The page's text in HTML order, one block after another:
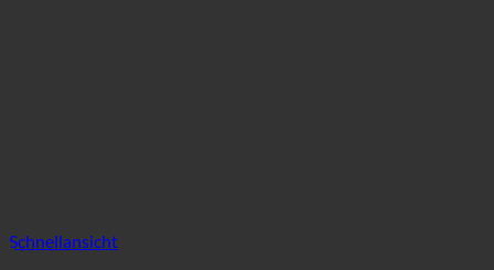
Schnellansicht